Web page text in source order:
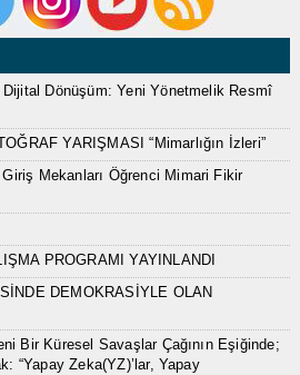
Dijital Dönüşüm: Yeni Yönetmelik Resmî
YARIŞMASI “Mimarlığın İzleri”
Mekanları Öğrenci Mimari Fikir
PROGRAMI YAYINLANDI
DEMOKRASİYLE OLAN
Bir Küresel Savaşlar Çağının Eşiğinde;
“Yapay Zeka(YZ)’lar, Yapay